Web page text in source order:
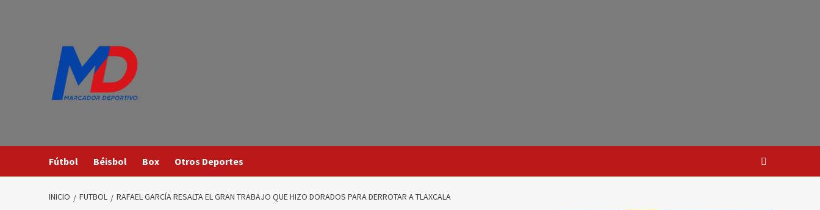
Fútbol Béisbol Box Otros Deportes
INICIO FUTBOL RAFAEL GARCÍA RESALTA EL GRAN TRABAJO QUE HIZO DORADOS PARA DERROTAR A TLAXCALA